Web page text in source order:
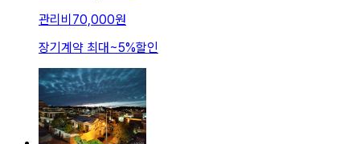
관리비 70,000원
장기계약 최대~5%할인